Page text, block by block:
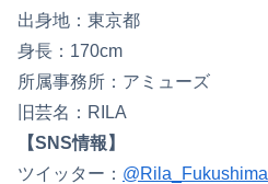
出身地：東京都
身長：170cm
所属事務所：アミューズ
旧芸名：RILA
【SNS情報】
ツイッター： @Rila_Fukushima